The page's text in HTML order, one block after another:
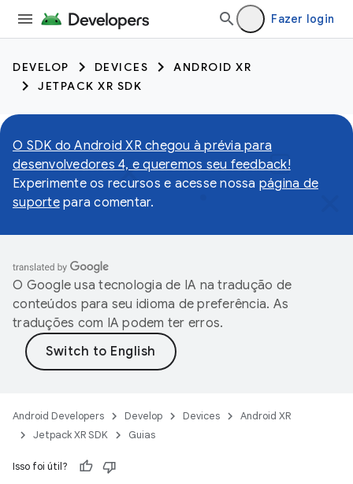
Fazer login
DEVELOP DEVICES
ANDROID XR
JETPACK XR SDK
O SDK do Android XR chegou à prévia para
desenvolvedores 4, e queremos seu feedback!
Experimente os recursos e acesse nossa página de
suportepara comentar.
O Google usa tecnologia de IA na tradução de
conteúdos para seu idioma de preferência. As
traduções com IA podem ter erros.
Android Developers Develop Devices
Android XR
Jetpack XR SDK
Guias
Isso foi útil?